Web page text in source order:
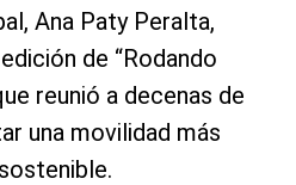
Ana Paty Peralta,
de “Rodando
reunió a decenas de
una movilidad más